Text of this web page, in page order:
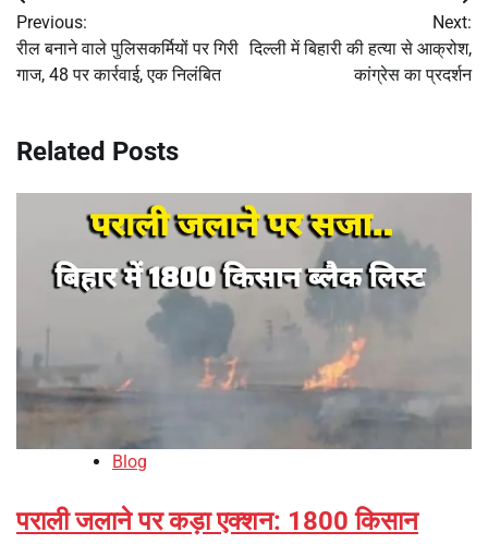
navigation
Previous:
रील बनाने वाले पुलिसकर्मियों पर गिरी
गाज, 48 पर कार्रवाई, एक निलंबित
Next:
दिल्ली में बिहारी की हत्या से आक्रोश,
कांग्रेस का प्रदर्शन
Related Posts
Blog
पराली जलाने पर कड़ा एक्शन: 1800 किसान